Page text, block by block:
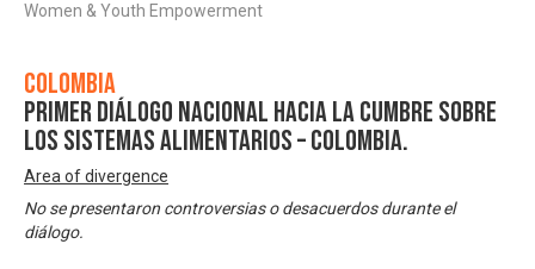
Women & Youth Empowerment
Colombia
Primer Diálogo Nacional hacia la Cumbre sobre
los Sistemas Alimentarios – Colombia.
Area of divergence
No se presentaron controversias o desacuerdos durante el
diálogo.